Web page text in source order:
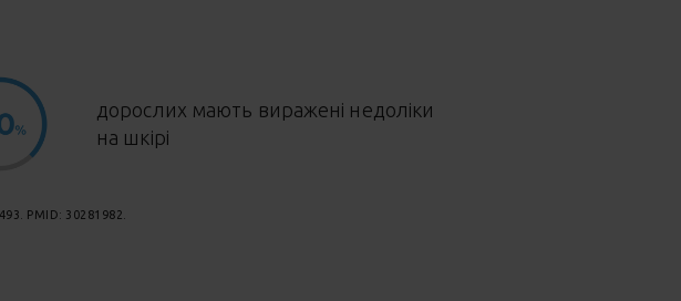
дорослих мають виражені недоліки
на шкірі
PMID: 30281982.